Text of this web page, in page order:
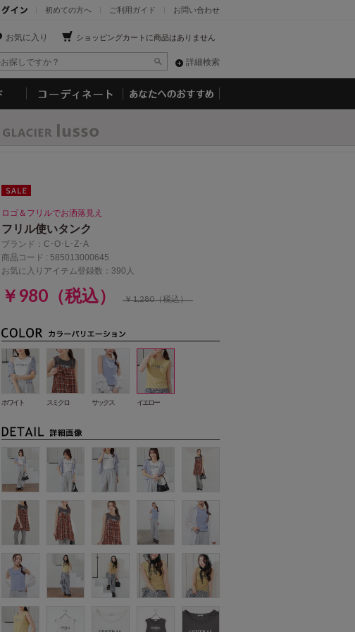
お問い合わせ
ご利用ガイド
初めての方へ
ショッピングカートに商品はありません
お気に入り
詳細検索
ロゴ＆フリルでお洒落見え
フリル使いタンク
ブランド： C･O･L･Z･A
商品コード : 585013000645
お気に入りアイテム登録数：390人
￥980（税込） ￥1,280（税込）
ホワイト スミクロ サックス イエロー